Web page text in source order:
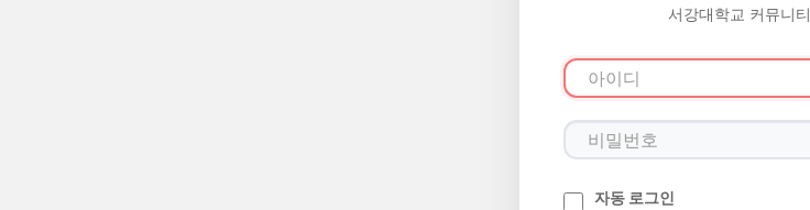
서강대학교 커뮤니티
자동 로그인